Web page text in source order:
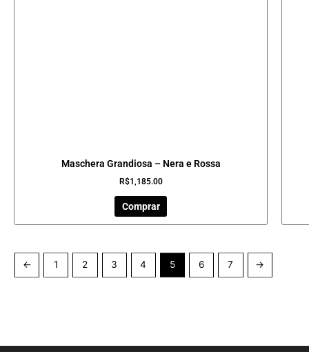
Maschera Grandiosa – Nera e Rossa
R$1,185.00
Comprar
← 1 2 3 4 5 6 7 →